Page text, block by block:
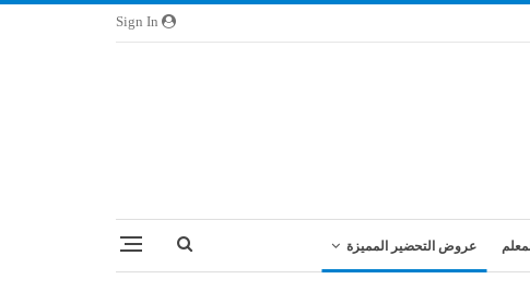
عروض التحضير المميزة